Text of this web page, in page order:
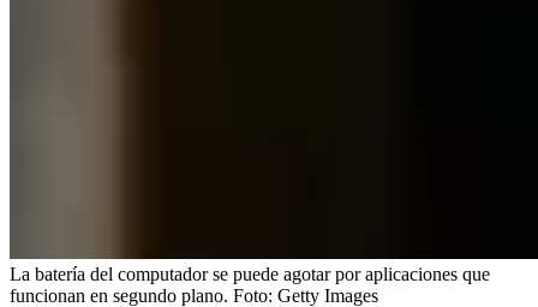
La batería del computador se puede agotar por aplicaciones que
funcionan en segundo plano. Foto: Getty Images